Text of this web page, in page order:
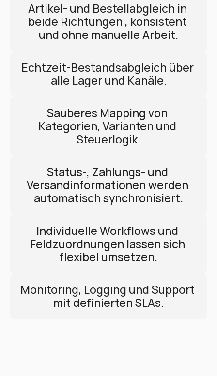
Artikel- und Bestellabgleich in
beide Richtungen , konsistent
und ohne manuelle Arbeit.
Echtzeit-Bestandsabgleich über
alle Lager und Kanäle.
Sauberes Mapping von
Kategorien, Varianten und
Steuerlogik.
Status-, Zahlungs- und
Versandinformationen werden
automatisch synchronisiert.
Individuelle Workflows und
Feldzuordnungen lassen sich
flexibel umsetzen.
Monitoring, Logging und Support
mit definierten SLAs.